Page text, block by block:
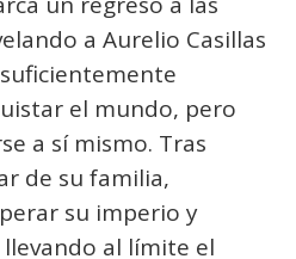
a Aurelio Casillas
el mundo, pero
a sí mismo. Tras
de su familia,
su imperio y
al límite el